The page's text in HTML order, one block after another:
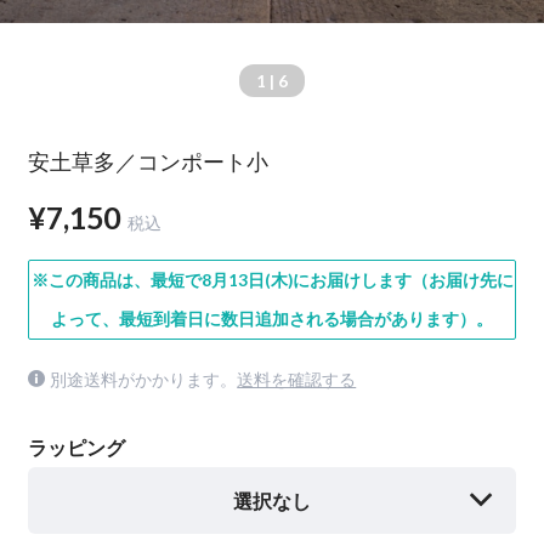
1 | 6
安土草多／コンポート小
¥7,150 税込
※この商品は、最短で8月13日(木)にお届けします（お届け先に
よって、最短到着日に数日追加される場合があります）。
別途送料がかかります。 送料を確認する
ラッピング
選択なし